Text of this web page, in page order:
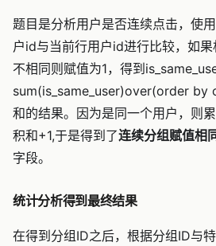
题目是分析用户是否连续点击，使
户id与当前行用户id进行比较，如
不相同则赋值为1，得到
sum(is_same_user)over(order by
和的结果。因为是同一个用户，则
积和+1,于是得到了连续分组赋值相
字段。
统计分析得到最终结果
在得到分组ID之后，根据分组ID与